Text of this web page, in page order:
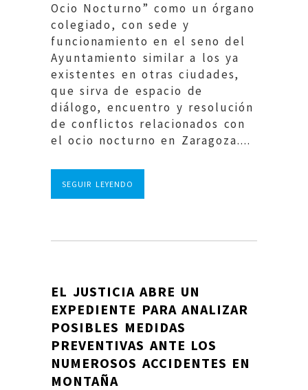
Ocio Nocturno” como un órgano
colegiado, con sede y
funcionamiento en el seno del
Ayuntamiento similar a los ya
existentes en otras ciudades,
que sirva de espacio de
diálogo, encuentro y resolución
de conflictos relacionados con
el ocio nocturno en Zaragoza....
SEGUIR LEYENDO
EL JUSTICIA ABRE UN
EXPEDIENTE PARA ANALIZAR
POSIBLES MEDIDAS
PREVENTIVAS ANTE LOS
NUMEROSOS ACCIDENTES EN
MONTAÑA